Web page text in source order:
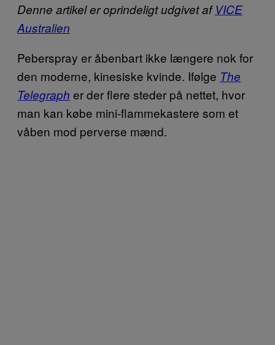
Denne artikel er oprindeligt udgivet afVICE
Australien
Peberspray er åbenbart ikke længere nok for
den moderne, kinesiske kvinde. Ifølge The
Telegraph er der flere steder på nettet, hvor
man kan købe mini-flammekastere som et
våben mod perverse mænd.